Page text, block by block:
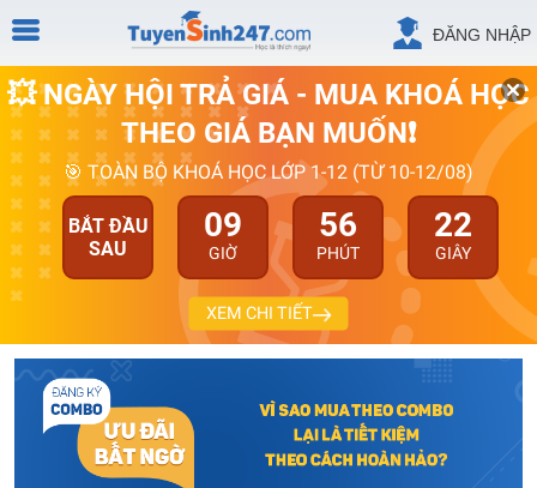
ĐĂNG NHẬP
💥 NGÀY HỘI TRẢ GIÁ - MUA KHOÁ HỌC
THEO GIÁ BẠN MUỐN❗
🎯 TOÀN BỘ KHOÁ HỌC LỚP 1-12 (TỪ 10-12/08)
BẮT ĐẦU
SAU
09
GIỜ
56
PHÚT
22
GIÂY
XEM CHI TIẾT